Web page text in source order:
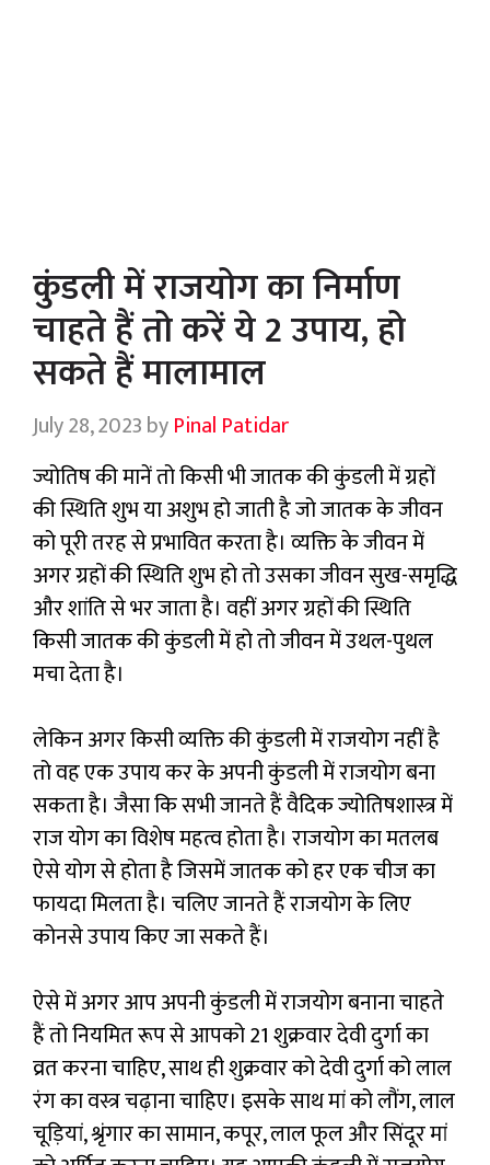
कुंडली में राजयोग का निर्माण
चाहते हैं तो करें ये 2 उपाय, हो
सकते हैं मालामाल
July 28, 2023byPinal Patidar
ज्योतिष की मानें तो किसी भी जातक की कुंडली में ग्रहों
की स्थिति शुभ या अशुभ हो जाती है जो जातक के जीवन
को पूरी तरह से प्रभावित करता है। व्यक्ति के जीवन में
अगर ग्रहों की स्थिति शुभ हो तो उसका जीवन सुख-समृद्धि
और शांति से भर जाता है। वहीं अगर ग्रहों की स्थिति
किसी जातक की कुंडली में हो तो जीवन में उथल-पुथल
मचा देता है।
लेकिन अगर किसी व्यक्ति की कुंडली में राजयोग नहीं है
तो वह एक उपाय कर के अपनी कुंडली में राजयोग बना
सकता है। जैसा कि सभी जानते हैं वैदिक ज्योतिषशास्त्र में
राज योग का विशेष महत्व होता है। राजयोग का मतलब
ऐसे योग से होता है जिसमें जातक को हर एक चीज का
फायदा मिलता है। चलिए जानते हैं राजयोग के लिए
कोनसे उपाय किए जा सकते हैं।
ऐसे में अगर आप अपनी कुंडली में राजयोग बनाना चाहते
हैं तो नियमित रूप से आपको 21 शुक्रवार देवी दुर्गा का
व्रत करना चाहिए, साथ ही शुक्रवार को देवी दुर्गा को लाल
रंग का वस्त्र चढ़ाना चाहिए। इसके साथ मां को लौंग, लाल
चूड़ियां, श्रृंगार का सामान, कपूर, लाल फूल और सिंदूर मां